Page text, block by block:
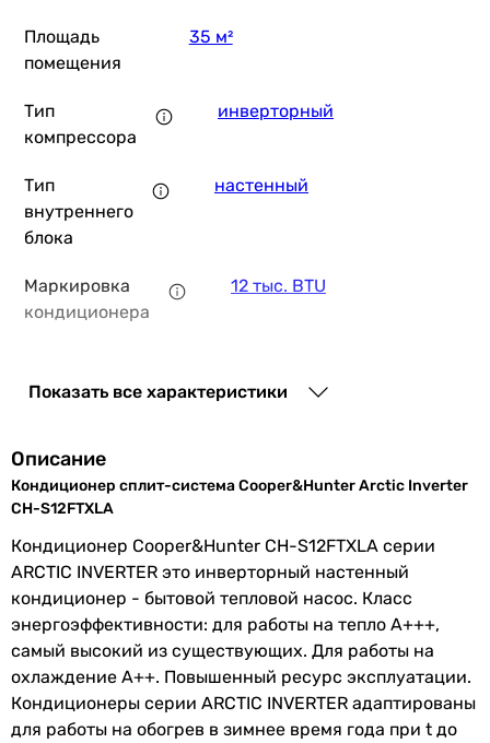
35 м²
35 м²
25 м²
25 м²
35 м²
35 м²
35 м²
35 м²
35 м²
35 м²
35 м²
Площадь
помещения
35 м²
Тип
компрессора
инверторный
Тип
внутреннего
блока
настенный
Маркировка
кондиционера
12 тыс. BTU
R-410A
Производство Китай
Мощность и эффективность
Мощность
охлаждения
3.5 кВт
Мощность
обогрева
3.67 кВт
Показать все характеристики
Описание
Кондиционер сплит-система Cooper&Hunter Arctic Inverter
CH-S12FTXLA
Кондиционер Cooper&Hunter CH-S12FTXLA серии
ARCTIC INVERTER это инверторный настенный
кондиционер - бытовой тепловой насос. Класс
энергоэффективности: для работы на тепло А+++,
самый высокий из существующих. Для работы на
охлаждение А++. Повышенный ресурс эксплуатации.
Кондиционеры серии ARCTIC INVERTER адаптированы
для работы на обогрев в зимнее время года при t до